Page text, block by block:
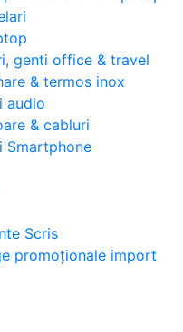
genti office & travel
& termos inox
audio
& cabluri
Smartphone
Scris
promoționale import